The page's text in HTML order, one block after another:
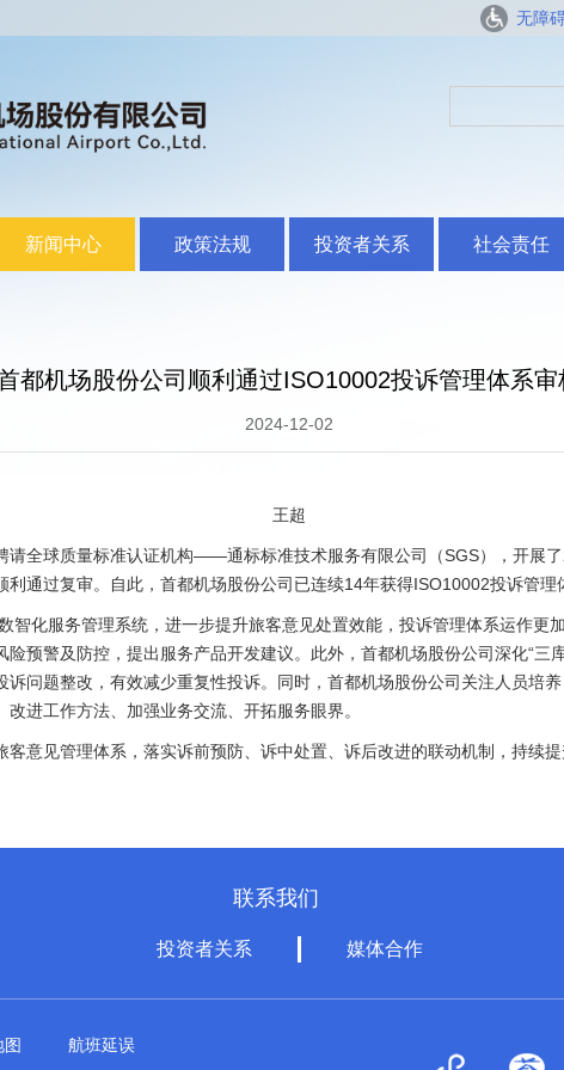
无障
新闻中心 政策法规 投资者关系 社会责任
都机场股份公司顺利通过ISO10002投诉管理体系审
2024-12-02
王超
请全球质量标准认证机构——通标标准技术服务有限公司（SGS），开展
通过复审。自此，首都机场股份公司已连续14年获得ISO10002投诉管理
智化服务管理系统，进一步提升旅客意见处置效能，投诉管理体系运作更
预警及防控，提出服务产品开发建议。此外，首都机场股份公司深化“三
问题整改，有效减少重复性投诉。同时，首都机场股份公司关注人员培
进工作方法、加强业务交流、开拓服务眼界。
意见管理体系，落实诉前预防、诉中处置、诉后改进的联动机制，持续
联系我们
投资者关系 媒体合作
图 航班延误